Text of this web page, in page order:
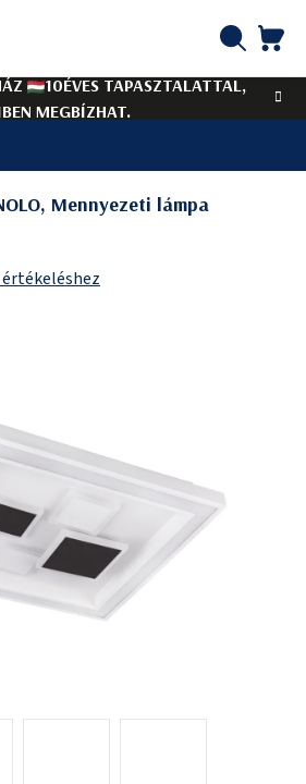
10ÉVES TAPASZTALATTAL,
MEGBÍZHAT.
Mennyezeti lámpa
értékeléshez